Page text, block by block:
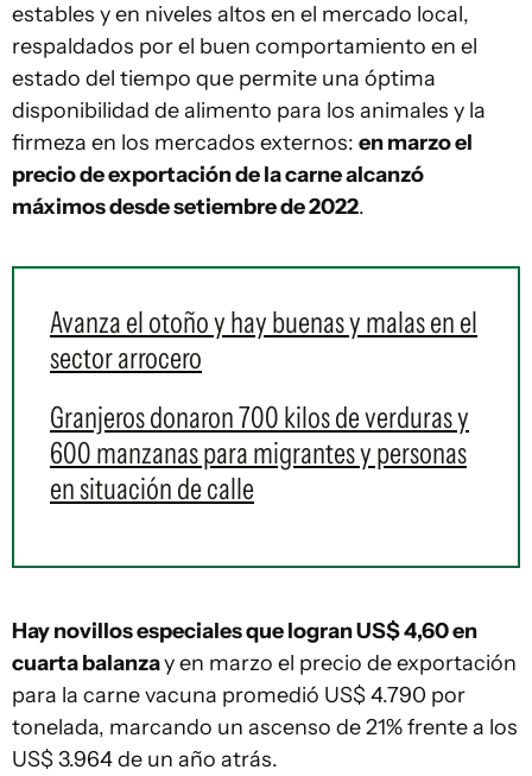
estables y en niveles altos en el mercado local,
respaldados por el buen comportamiento en el
estado del tiempo que permite una óptima
disponibilidad de alimento para los animales y la
firmeza en los mercados externos: en marzo el
precio de exportación de la carne alcanzó
máximos desde setiembre de 2022.
Avanza el otoño y hay buenas y malas en el
sector arrocero
Granjeros donaron 700 kilos de verduras y
600 manzanas para migrantes y personas
en situación de calle
Hay novillos especiales que logran US$ 4,60 en
cuarta balanzay en marzo el precio de exportación
para la carne vacuna promedió US$ 4.790 por
tonelada, marcando un ascenso de 21% frente a los
US$ 3.964 de un año atrás.